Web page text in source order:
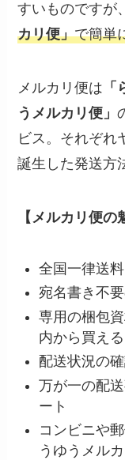
すいものですが
カリ便」で簡単
メルカリ便は
うメルカリ便」
ビス。それぞれ
誕生した発送方
【メルカリ便の
全国一律送
宛名書き不
専用の梱包
内から買える
配送状況の
万が一の配
ート
コンビニや
うゆうメルカ